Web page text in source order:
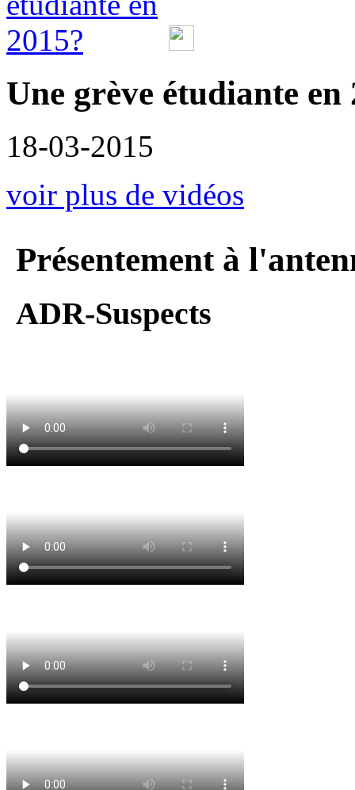
Une grève étudiante en
18-03-2015
voir plus de vidéos
Présentement à
ADR-Suspects